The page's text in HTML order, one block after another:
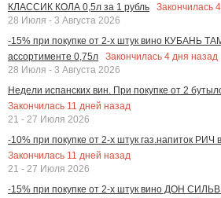
КЛАССИК КОЛА 0,5л за 1 рубль
Закончилась 4
28 Июля - 3 Августа 2026
-15% при покупке от 2-х штук вино КУБАНЬ
ассортименте 0,75л
Закончилась 4 дня назад
28 Июля - 3 Августа 2026
Недели испанских вин. При покупке от 2
Закончилась 11 дней назад
21 - 27 Июля 2026
-10% при покупке от 2-х штук газ.напиток РИЧ
Закончилась 11 дней назад
21 - 27 Июля 2026
-15% при покупке от 2-х штук вино ДОН